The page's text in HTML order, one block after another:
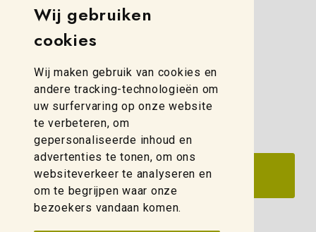
Wij gebruiken
cookies
Wij maken gebruik van cookies en
andere tracking-technologieën om
uw surfervaring op onze website
te verbeteren, om
gepersonaliseerde inhoud en
advertenties te tonen, om ons
websiteverkeer te analyseren en
om te begrijpen waar onze
bezoekers vandaan komen.
Simon Stevinweg 8
8013 NB Zwolle
zwolle@weidelco.nl